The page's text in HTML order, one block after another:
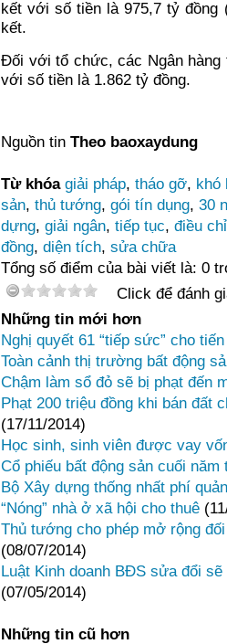
kết với số tiền là 975,7 tỷ
kết.
Đối với tổ chức, các Ngân
với số tiền là 1.862 tỷ đồng.
Nguồn tin Theo baoxaydung
Từ khóa giải pháp, tháo gỡ, khó
sản, thủ tướng, gói tín dụng, 30
dựng, giải ngân, tiếp tục, điều
đồng, diện tích, sửa chữa
Tổng số điểm của bài viết là: 0
Click để đánh
Những tin mới hơn
Nghị quyết 61 “tiếp sức” cho
Toàn cảnh thị trường bất động
Chậm làm sổ đỏ sẽ bị phạt đến
Phạt 200 triệu đồng khi bán đất
(17/11/2014)
Học sinh, sinh viên được vay
Cổ phiếu bất động sản cuối
Bộ Xây dựng thống nhất phí
“Nóng” nhà ở xã hội cho thuê
Thủ tướng cho phép mở rộng
(08/07/2014)
Luật Kinh doanh BĐS sửa đổi
(07/05/2014)
Những tin cũ hơn